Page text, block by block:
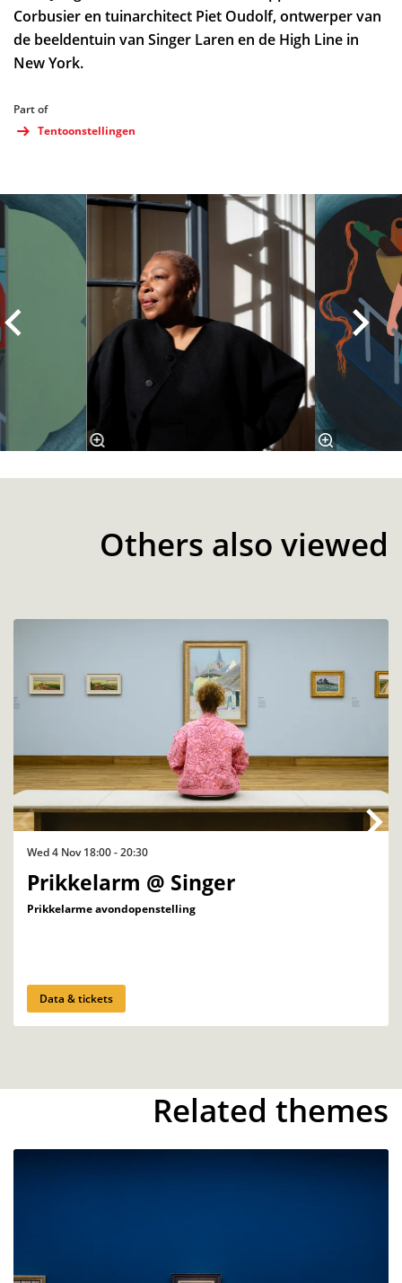
Corbusier en tuinarchitect Piet Oudolf, ontwerper van
de beeldentuin van Singer Laren en de High Line in
New York.
Part of
Tentoonstellingen
Skip
Others also viewed
Prikkelarm @ Singer
Prikkelarme avondopenstelling
Wed 4 Nov18:00 - 20:30
Data & tickets
Related themes